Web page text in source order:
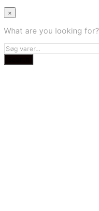
×
What are you looking for?